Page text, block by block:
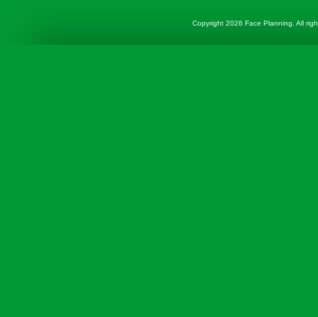
Copyright 2026 Face Planning. All